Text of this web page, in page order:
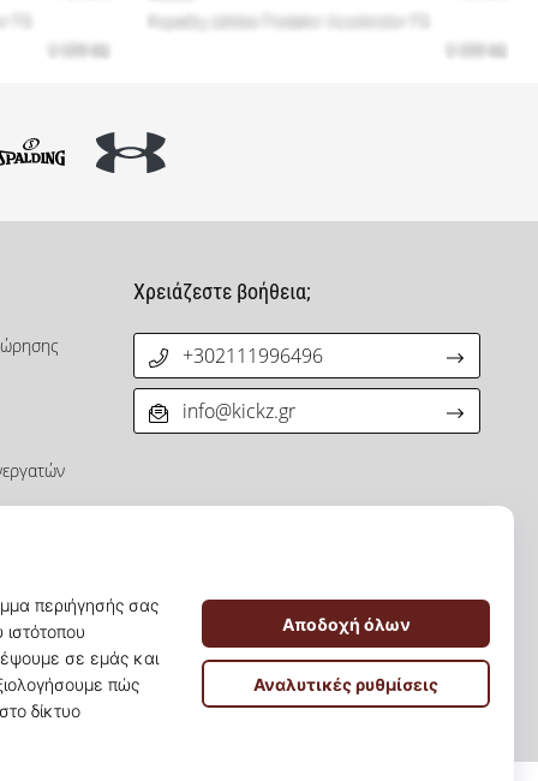
Χρειάζεστε βοήθεια;
+302111996496
info@kickz.gr